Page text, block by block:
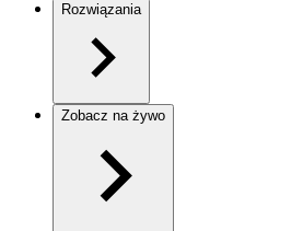
Rozwiązania
Zobacz na żywo